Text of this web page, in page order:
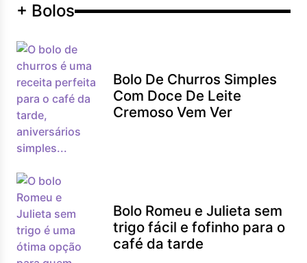
+ Bolos
Bolo De Churros Simples
Com Doce De Leite
Cremoso Vem Ver
Bolo Romeu e Julieta sem
trigo fácil e fofinho para o
café da tarde